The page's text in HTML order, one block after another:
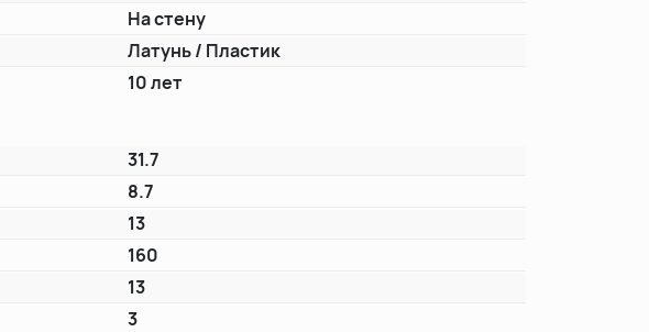
На стену
Латунь / Пластик
10 лет
31.7
8.7
13
160
13
3